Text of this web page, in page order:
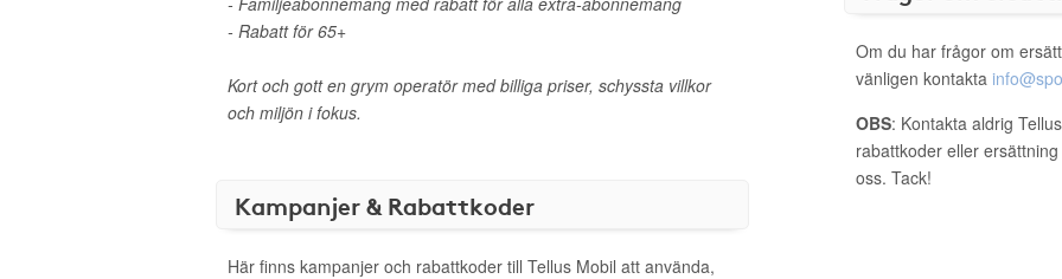
- Rabatt för 65+
Kort och gott en grym operatör med billiga priser, schyssta villkor
och miljön i fokus.
Kampanjer & Rabattkoder
Här finns kampanjer och rabattkoder till Tellus Mobil att använda,
Om du har frågor om
vänligen kontakta
OBS: Kontakta aldrig
rabattkoder eller
oss. Tack!